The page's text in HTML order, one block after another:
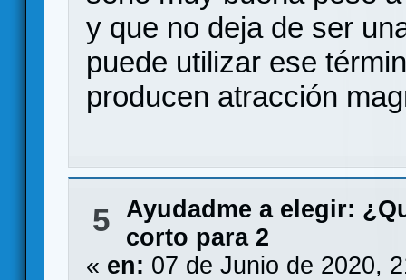
y que no deja de ser
puede utilizar ese
producen atracción
5 Ayudadme a elegir:
corto para 2
« en: 07 de Junio de 2020,